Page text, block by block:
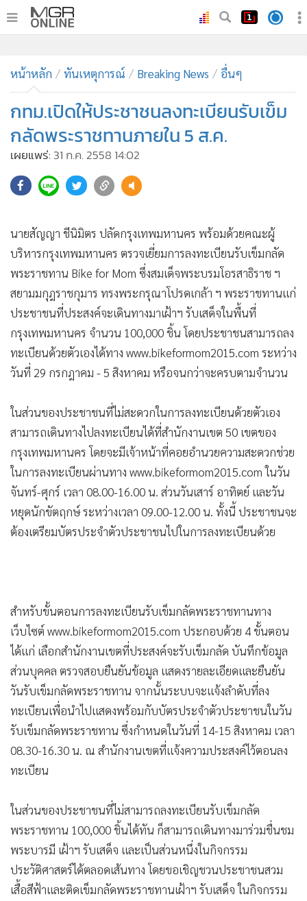
• ทันเหตุการณ์
• ภาคใต้
• ภูมิภาค
• Online Section
• บันเทิง
• ผู้จัดการรายวัน
คอลัมนิสต์
CbizReview
Cyber BIZ
• Good health & Well-being
• Green Innovation & SD
• Management & HR
• MGR Live
• การเมือง
• ท่องเที่ยว
• กีฬา
• ต่างประเทศ
• Special Scoop
• เศรษฐกิจ-ธุรกิจ
• จีน
•
Motoring
• เกม
• วิทยาศาสตร์
• SMEs
• หุ้น
• อินโดจีน
• กองทุนรวม
• Celeb Online
• Factcheck
• News1
• Gotomanager
หน้าหลัก ทันเหตุการณ์ Breaking News อื่นๆ
กทม.เปิดให้ประชาชนลงทะเบียนรับเข็ม
กลัดพระราชทานภายใน 5 ส.ค.
เผยแพร่: 31 ก.ค. 2558 14:02
นายสัญญา ชีนิมิตร ปลัดกรุงเทพมหานคร พร้อมด้วยคณะผู้
บริหารกรุงเทพมหานคร ตรวจเยี่ยมการลงทะเบียนรับเข็มกลัด
พระราชทาน Bike for Mom ซึ่งสมเด็จพระบรมโอรสาธิราช ฯ
สยามมกุฎราชกุมาร ทรงพระกรุณาโปรดเกล้า ฯ พระราชทานแก่
ประชาชนที่ประสงค์จะเดินทางมาเฝ้าฯ รับเสด็จในพื้นที่
กรุงเทพมหานคร จำนวน 100,000 ชิ้น โดยประชาชนสามารถลง
ทะเบียนด้วยตัวเองได้ทาง www.bikeformom2015.com ระหว่าง
วันที่ 29 กรกฎาคม - 5 สิงหาคม หรือจนกว่าจะครบตามจำนวน
ในส่วนของประชาชนที่ไม่สะดวกในการลงทะเบียนด้วยตัวเอง
สามารถเดินทางไปลงทะเบียนได้ที่สำนักงานเขต 50 เขตของ
กรุงเทพมหานคร โดยจะมีเจ้าหน้าที่คอยอำนวยความสะดวกช่วย
ในการลงทะเบียนผ่านทาง www.bikeformom2015.com ในวัน
จันทร์-ศุกร์ เวลา 08.00-16.00 น. ส่วนวันเสาร์ อาทิตย์ และวัน
หยุดนักขัตฤกษ์ ระหว่างเวลา 09.00-12.00 น. ทั้งนี้ ประชาชนจะ
ต้องเตรียมบัตรประจำตัวประชาชนไปในการลงทะเบียนด้วย
สำหรับขั้นตอนการลงทะเบียนรับเข็มกลัดพระราชทานทาง
เว็บไซต์ www.bikeformom2015.com ประกอบด้วย 4 ขั้นตอน
ได้แก่ เลือกสำนักงานเขตที่ประสงค์จะรับเข็มกลัด บันทึกข้อมูล
ส่วนบุคคล ตรวจสอบยืนยันข้อมูล แสดงรายละเอียดและยืนยัน
วันรับเข็มกลัดพระราชทาน จากนั้นระบบจะแจ้งลำดับที่ลง
ทะเบียนเพื่อนำไปแสดงพร้อมกับบัตรประจำตัวประชาชนในวัน
รับเข็มกลัดพระราชทาน ซึ่งกำหนดในวันที่ 14-15 สิงหาคม เวลา
08.30-16.30 น. ณ สำนักงานเขตที่แจ้งความประสงค์ไว้ตอนลง
ทะเบียน
ในส่วนของประชาชนที่ไม่สามารถลงทะเบียนรับเข็มกลัด
พระราชทาน 100,000 ชิ้นได้ทัน ก็สามารถเดินทางมาร่วมชื่นชม
พระบารมี เฝ้าฯ รับเสด็จ และเป็นส่วนหนึ่งในกิจกรรม
ประวัติศาสตร์ได้ตลอดเส้นทาง โดยขอเชิญชวนประชาชนสวม
เสื้อสีฟ้าและติดเข็มกลัดพระราชทานเฝ้าฯ รับเสด็จ ในกิจกรรม